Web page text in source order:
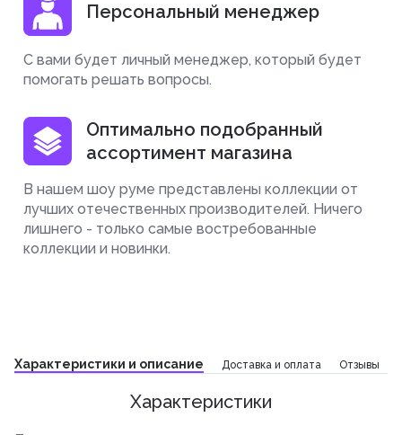
Персональный менеджер
С вами будет личный менеджер, который будет
помогать решать вопросы.
Оптимально подобранный
ассортимент магазина
В нашем шоу руме представлены коллекции от
лучших отечественных производителей. Ничего
лишнего - только самые востребованные
коллекции и новинки.
Характеристики и описание Доставка и оплата Отзывы
Характеристики